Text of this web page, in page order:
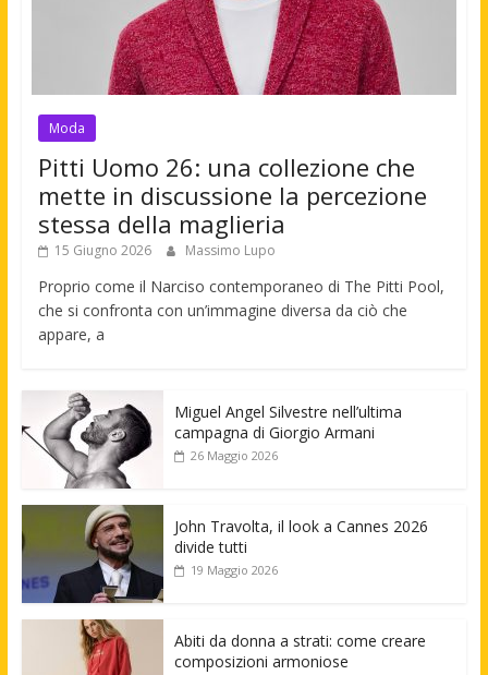
Moda
Pitti Uomo 26: una collezione che
mette in discussione la percezione
stessa della maglieria
15 Giugno 2026 Massimo Lupo
Proprio come il Narciso contemporaneo di The Pitti Pool,
che si confronta con un’immagine diversa da ciò che
appare, a
Miguel Angel Silvestre nell’ultima
campagna di Giorgio Armani
26 Maggio 2026
John Travolta, il look a Cannes 2026
divide tutti
19 Maggio 2026
Abiti da donna a strati: come creare
composizioni armoniose